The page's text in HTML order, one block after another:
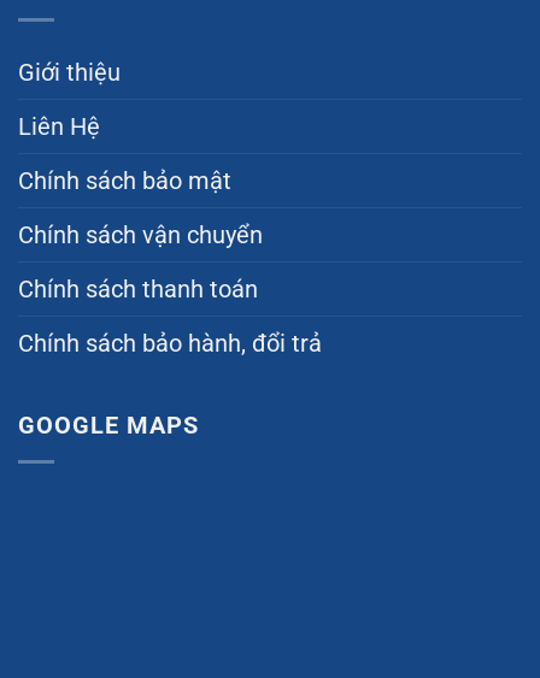
Giới thiệu
Liên Hệ
Chính sách bảo mật
Chính sách vận chuyển
Chính sách thanh toán
Chính sách bảo hành, đổi trả
GOOGLE MAPS